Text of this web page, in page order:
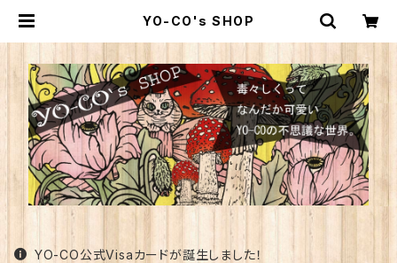
YO-CO's SHOP
YO-CO公式Visaカードが誕生しました！